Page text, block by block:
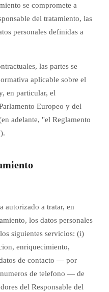
se compromete a
del tratamiento, las
personales definidas a
las partes se
aplicable sobre el
en particular, el
Europeo y del
adelante, "el Reglamento
autorizado a tratar, en
los datos personales
siguientes servicios: (i)
enriquecimiento,
de contacto — por
de telefono — de
del Responsable del